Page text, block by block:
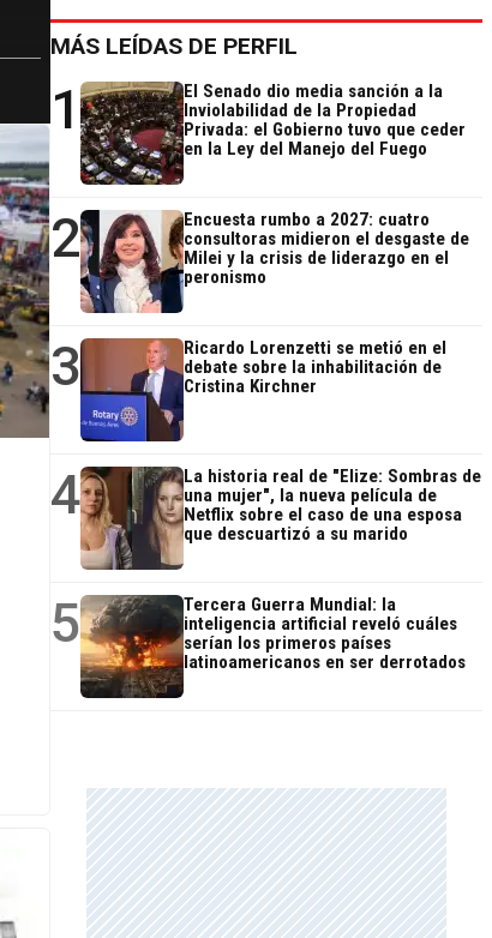
MÁS LEÍDAS DE PERFIL
1
El Senado dio media sanción a la
Inviolabilidad de la Propiedad
Privada: el Gobierno tuvo que ceder
en la Ley del Manejo del Fuego
2
Encuesta rumbo a 2027: cuatro
consultoras midieron el desgaste de
Milei y la crisis de liderazgo en el
peronismo
3
Ricardo Lorenzetti se metió en el
debate sobre la inhabilitación de
Cristina Kirchner
4
La historia real de "Elize: Sombras de
una mujer", la nueva película de
Netflix sobre el caso de una esposa
que descuartizó a su marido
5
Tercera Guerra Mundial: la
inteligencia artificial reveló cuáles
serían los primeros países
latinoamericanos en ser derrotados